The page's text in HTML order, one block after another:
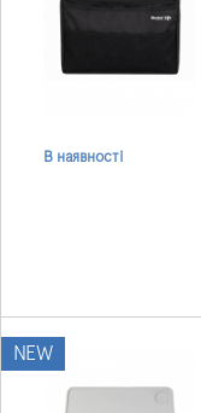
В наявності
NEW